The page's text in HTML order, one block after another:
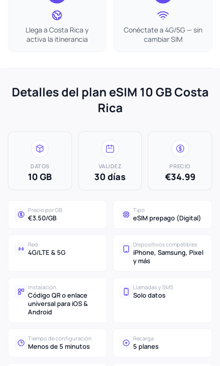
Llega a Costa Rica y
activa la itinerancia
Conéctate a 4G/5G — sin
cambiar SIM
Detalles del plan eSIM 10 GB Costa
Rica
DATOS
10 GB
VALIDEZ
30 días
PRECIO
€34.99
Precio por GB
€3.50/GB
Tipo
eSIM prepago (Digital)
Red
4G/LTE & 5G
Dispositivos compatibles
iPhone, Samsung, Pixel
y más
Instalación
Código QR o enlace
universal para iOS &
Android
Llamadas y SMS
Solo datos
Tiempo de configuración
Menos de 5 minutos
Recarga
5 planes